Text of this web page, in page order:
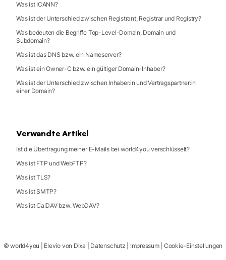
Was ist ICANN?
Was ist der Unterschied zwischen Registrant, Registrar und Registry?
Was bedeuten die Begriffe Top-Level-Domain, Domain und
Subdomain?
Was ist das DNS bzw. ein Nameserver?
Was ist ein Owner-C bzw. ein gültiger Domain-Inhaber?
Was ist der Unterschied zwischen Inhaber:in und Vertragspartner:in
einer Domain?
Verwandte Artikel
Ist die Übertragung meiner E-Mails bei world4you verschlüsselt?
Was ist FTP und WebFTP?
Was ist TLS?
Was ist SMTP?
Was ist CalDAV bzw. WebDAV?
©world4you Elevio von Dixa Datenschutz Impressum| Cookie-Einstellungen